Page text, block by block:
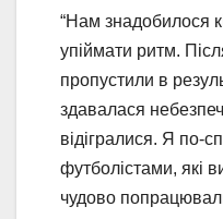
“Нам знадобилося
упіймати ритм.
пропустили в
здавалася
відігралися. Я по-
футболістами, які
чудово